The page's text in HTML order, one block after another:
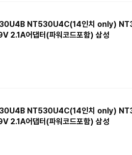
NT530U4C(14인치 only)
어댑터(파워코드포함) 삼성
NT530U4C(14인치 only)
어댑터(파워코드포함) 삼성